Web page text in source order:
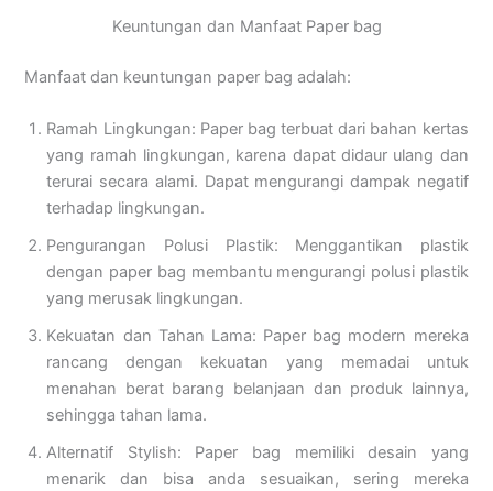
Keuntungan dan Manfaat Paper bag
Manfaat dan keuntungan paper bag adalah:
Ramah Lingkungan: Paper bag terbuat dari bahan kertas
yang ramah lingkungan, karena dapat didaur ulang dan
terurai secara alami. Dapat mengurangi dampak negatif
terhadap lingkungan.
Pengurangan Polusi Plastik: Menggantikan plastik
dengan paper bag membantu mengurangi polusi plastik
yang merusak lingkungan.
Kekuatan dan Tahan Lama: Paper bag modern mereka
rancang dengan kekuatan yang memadai untuk
menahan berat barang belanjaan dan produk lainnya,
sehingga tahan lama.
Alternatif Stylish: Paper bag memiliki desain yang
menarik dan bisa anda sesuaikan, sering mereka